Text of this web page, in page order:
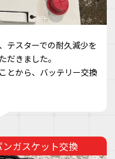
テスターでの耐久減少を
だきました。
とから、バッテリー交換
ガスケット交換